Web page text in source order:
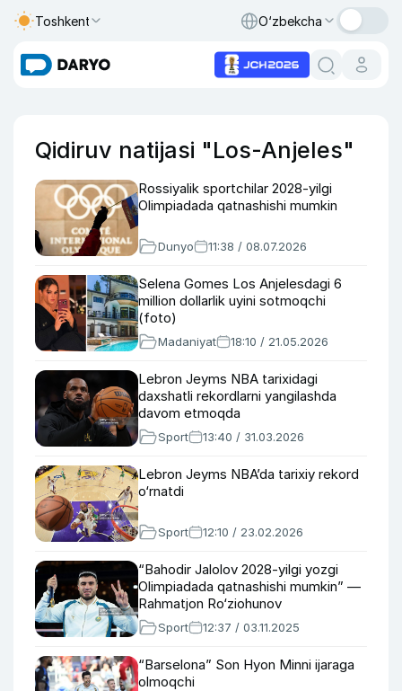
Toshkent O‘zbekcha
Qidiruv natijasi "Los-Anjeles"
Rossiyalik sportchilar 2028-yilgi
Olimpiadada qatnashishi mumkin
Dunyo 11:38 / 08.07.2026
Selena Gomes Los Anjelesdagi 6
million dollarlik uyini sotmoqchi
(foto)
Madaniyat 18:10 / 21.05.2026
Lebron Jeyms NBA tarixidagi
daxshatli rekordlarni yangilashda
davom etmoqda
Sport 13:40 / 31.03.2026
Lebron Jeyms NBA’da tarixiy rekord
o‘rnatdi
Sport 12:10 / 23.02.2026
“Bahodir Jalolov 2028-yilgi yozgi
Olimpiadada qatnashishi mumkin” —
Rahmatjon Ro‘ziohunov
Sport 12:37 / 03.11.2025
“Barselona” Son Hyon Minni ijaraga
olmoqchi